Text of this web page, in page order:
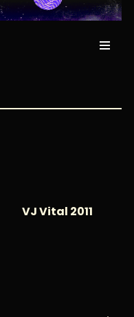
VJ Vital 2011